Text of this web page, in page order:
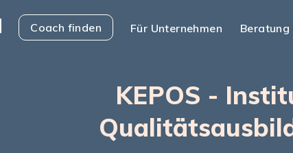
Coach finden Für Unternehmen Beratung
KEPOS -